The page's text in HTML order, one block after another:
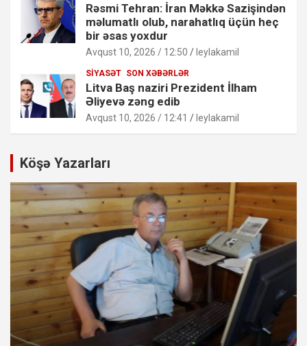
Rəsmi Tehran: İran Məkkə Sazişindən
məlumatlı olub, narahatlıq üçün heç
bir əsas yoxdur
Avqust 10, 2026 / 12:50 leylakamil
SIYASƏT SON XƏBƏRLƏR
Litva Baş naziri Prezident İlham
Əliyevə zəng edib
Avqust 10, 2026 / 12:41 leylakamil
Köşə Yazarları